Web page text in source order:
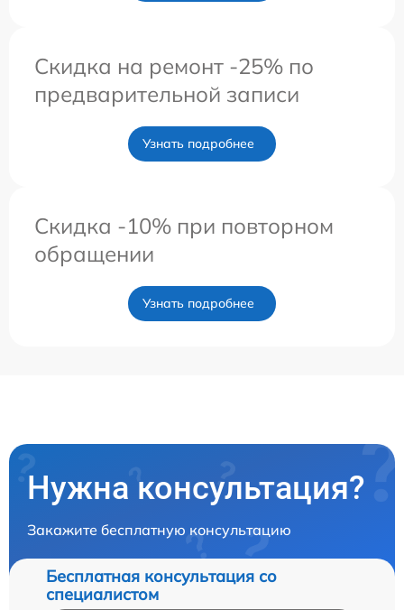
Скидка на ремонт -25% по
предварительной записи
Узнать подробнее
Скидка -10% при повторном
обращении
Узнать подробнее
Нужна консультация?
Закажите бесплатную консультацию
Бесплатная консультация со
специалистом